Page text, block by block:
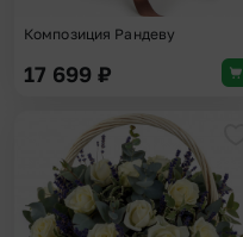
Композиция Рандеву
17 699 ₽